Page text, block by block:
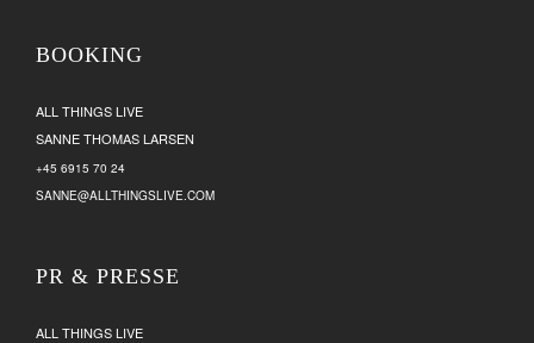
BOOKING
ALL THINGS LIVE
SANNE THOMAS LARSEN
+45 6915 70 24
SANNE@ALLTHINGSLIVE.COM
PR & PRESSE
ALL THINGS LIVE